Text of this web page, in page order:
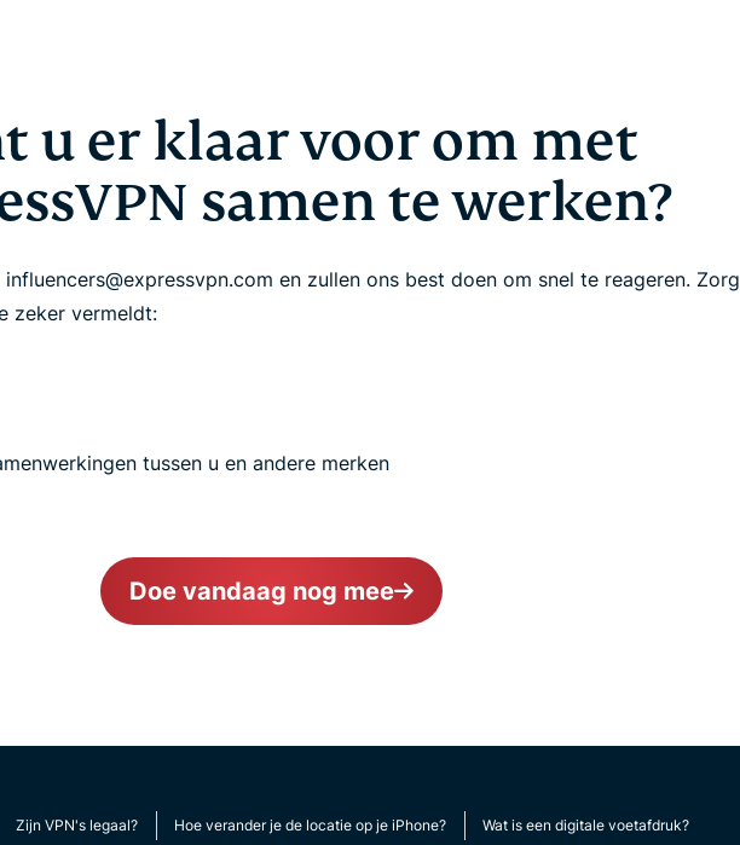
u er klaar voor om met
samen te werken?
en zullen ons best doen om snel te reageren. Zorg
zeker vermeldt:
tussen u en andere merken
Doe vandaag nog mee
Zijn VPN's legaal? Hoe verander je de locatie op je iPhone? Wat is een digitale voetafdruk?